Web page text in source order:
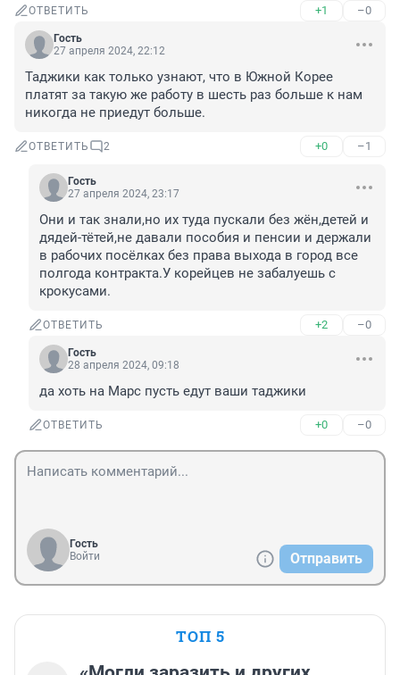
ОТВЕТИТЬ +1 –0
Гость
27 апреля 2024, 22:12
Таджики как только узнают, что в Южной Корее
платят за такую же работу в шесть раз больше к нам
никогда не приедут больше.
ОТВЕТИТЬ 2 +0 –1
Гость
27 апреля 2024, 23:17
Они и так знали,но их туда пускали без жён,детей и
дядей-тётей,не давали пособия и пенсии и держали
в рабочих посёлках без права выхода в город все
полгода контракта.У корейцев не забалуешь с
крокусами.
ОТВЕТИТЬ +2 –0
Гость
28 апреля 2024, 09:18
да хоть на Марс пусть едут ваши таджики
ОТВЕТИТЬ +0 –0
Гость
Войти
Отправить
ТОП 5